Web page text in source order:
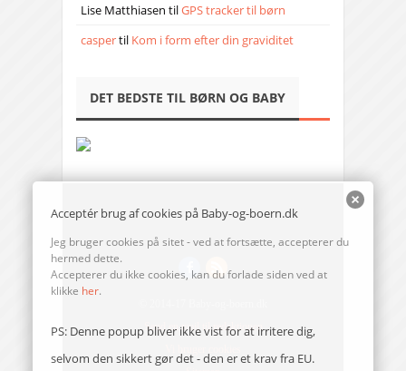
Lise Matthiasen tilGPS tracker til børn
caspertil Kom i form efter din graviditet
DET BEDSTE TIL BØRN OG BABY
Send en mail til redaktionen
Acceptér brug af cookies på Baby-og-boern.dk
Jeg bruger cookies på sitet - ved at fortsætte, accepterer du
hermed dette.
Accepterer du ikke cookies, kan du forlade siden ved at
klikke her.
PS: Denne popup bliver ikke vist for at irritere dig,
selvom den sikkert gør det - den er et krav fra EU.